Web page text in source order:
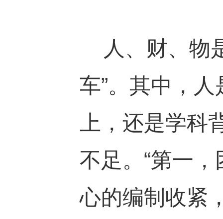
人、财、物
车”。其中，
上，还是学
不足。“第一
心的编制收紧